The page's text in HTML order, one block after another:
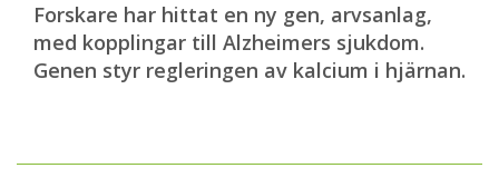
Forskare har hittat en ny gen, arvsanlag,
med kopplingar till Alzheimers sjukdom.
Genen styr regleringen av kalcium i hjärnan.